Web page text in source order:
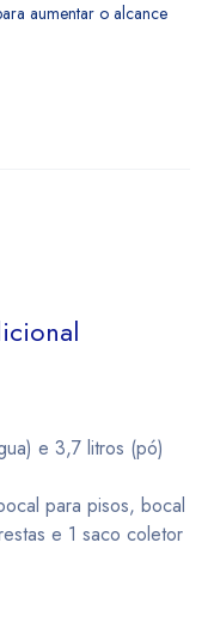
aumentar o alcance
e 3,7 litros (pó)
para pisos, bocal
e 1 saco coletor